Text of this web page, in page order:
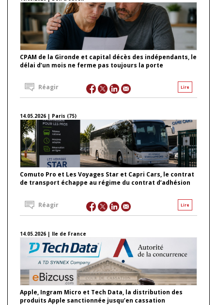
CPAM de la Gironde et capital décès des indépendants, le
délai d’un mois ne ferme pas toujours la porte
Lire
Réagir
14.05.2026 | Paris (75)
Comuto Pro et Les Voyages Star et Capri Cars, le contrat
de transport échappe au régime du contrat d’adhésion
Lire
Réagir
14.05.2026 | Ile de France
Apple, Ingram Micro et Tech Data, la distribution des
produits Apple sanctionnée jusqu’en cassation